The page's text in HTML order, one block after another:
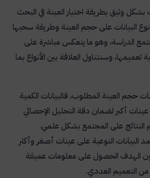
بشكل وثيق بطريقة اختيار العينة في البحث
البيانات على حجم العينة وطريقة سحبها
الدراسة، وهو ما ينعكس مباشرة على
تعميمها، وسنتناول العلاقة بين الأنواع بما
حجم العينة المطلوب، فالبيانات الكمية
عينات أكبر لضمان دقة التحليل الإحصائي
النتائج على المجتمع بشكل علمي.
البيانات النوعية على عينات أصغر وأكثر
الهدف الحصول على معلومات عميقة
من التعميم العددي.